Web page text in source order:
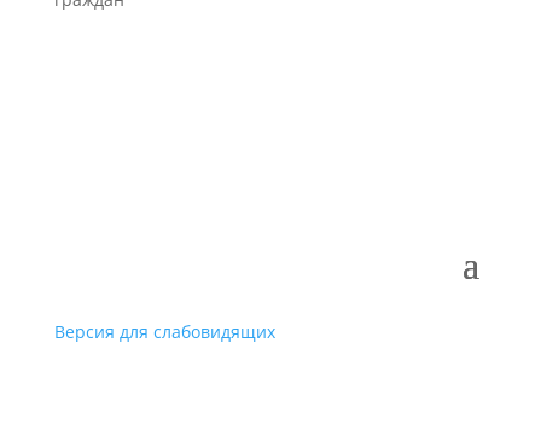
Версия для слабовидящих